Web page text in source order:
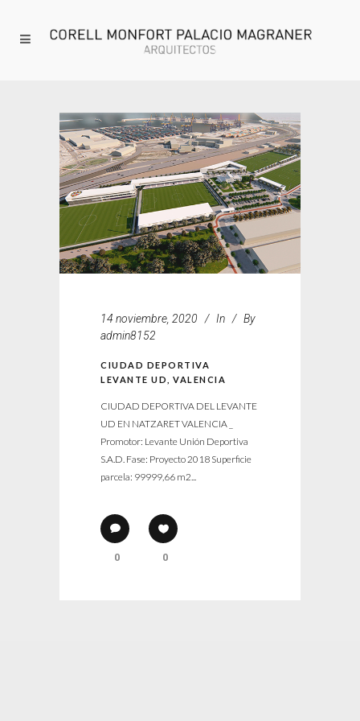
14 noviembre, 2020 In
By
admin8152
CIUDAD DEPORTIVA
LEVANTE UD, VALENCIA
CIUDAD DEPORTIVA DEL LEVANTE
UD EN NATZARET VALENCIA _
Promotor: Levante Unión Deportiva
S.A.D. Fase: Proyecto 2018 Superficie
parcela: 99999,66 m2...
0 0